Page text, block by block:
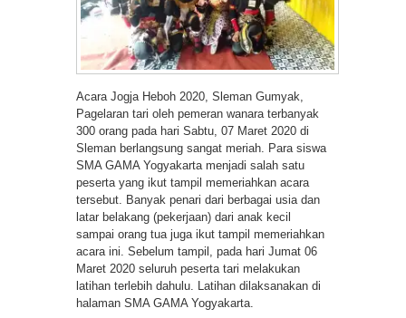
Acara Jogja Heboh 2020, Sleman Gumyak,
Pagelaran tari oleh pemeran wanara terbanyak
300 orang pada hari Sabtu, 07 Maret 2020 di
Sleman berlangsung sangat meriah. Para siswa
SMA GAMA Yogyakarta menjadi salah satu
peserta yang ikut tampil memeriahkan acara
tersebut. Banyak penari dari berbagai usia dan
latar belakang (pekerjaan) dari anak kecil
sampai orang tua juga ikut tampil memeriahkan
acara ini. Sebelum tampil, pada hari Jumat 06
Maret 2020 seluruh peserta tari melakukan
latihan terlebih dahulu. Latihan dilaksanakan di
halaman SMA GAMA Yogyakarta.